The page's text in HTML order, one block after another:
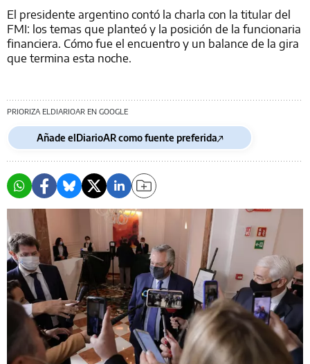
El presidente argentino contó la charla con la titular del
FMI: los temas que planteó y la posición de la funcionaria
financiera. Cómo fue el encuentro y un balance de la gira
que termina esta noche.
PRIORIZA ELDIARIOAR EN GOOGLE
Añade elDiarioAR como fuente preferida